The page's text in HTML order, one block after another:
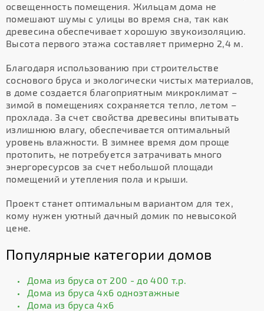
освещенность помещения. Жильцам дома не
помешают шумы с улицы во время сна, так как
древесина обеспечивает хорошую звукоизоляцию.
Высота первого этажа составляет примерно 2,4 м.
Благодаря использованию при строительстве
соснового бруса и экологически чистых материалов,
в доме создается благоприятным микроклимат –
зимой в помещениях сохраняется тепло, летом –
прохлада. За счет свойства древесины впитывать
излишнюю влагу, обеспечивается оптимальный
уровень влажности. В зимнее время дом проще
протопить, не потребуется затрачивать много
энергоресурсов за счет небольшой площади
помещений и утепления пола и крыши.
Проект станет оптимальным вариантом для тех,
кому нужен уютный дачный домик по невысокой
цене.
Популярные категории домов
Дома из бруса от 200 - до 400 т.р.
Дома из бруса 4х6 одноэтажные
Дома из бруса 4х6